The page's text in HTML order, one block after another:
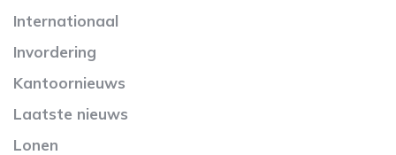
Internationaal
Invordering
Kantoornieuws
Laatste nieuws
Lonen